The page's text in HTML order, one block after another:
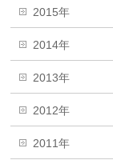
2015年
2014年
2013年
2012年
2011年